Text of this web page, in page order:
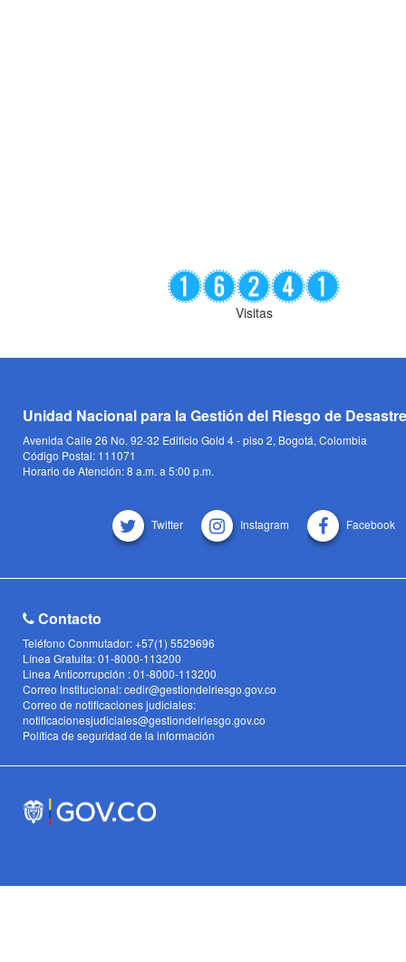
Visitas
Unidad Nacional para la Gestión del Riesgo de
Avenida Calle 26 No. 92-32 Edificio Gold 4 - piso 2, Bogotá, Colombia
Código Postal: 111071
Horario de Atención: 8 a.m. a 5:00 p.m.
Twitter Instagram Facebook
Contacto
Teléfono Conmutador: +57(1) 5529696
Línea Gratuita: 01-8000-113200
Linea Anticorrupción : 01-8000-113200
Correo Institucional: cedir@gestiondelriesgo.gov.co
Correo de notificaciones judiciales:
notificacionesjudiciales@gestiondelriesgo.gov.co
Política de seguridad de la información